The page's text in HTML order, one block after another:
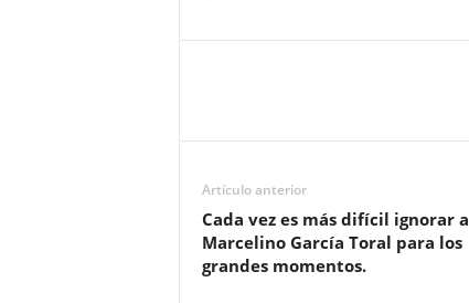
Artículo anterior
Cada vez es más difícil ignorar a
Marcelino García Toral para los
grandes momentos.